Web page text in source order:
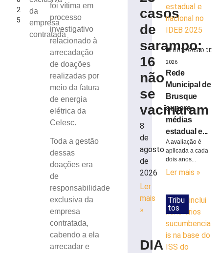
2
5
da
empresa
contratada
foi vítima em
processo
investigativo
relacionado à
arrecadação
de doações
realizadas por
meio da fatura
de energia
elétrica da
Celesc.
Toda a gestão
dessas
doações era
de
responsabilidade
exclusiva da
empresa
contratada,
cabendo a ela
arrecadar e
casos
de
sarampo;
16
não
se
vacinaram
8
de
agosto
de
2026
Ler
mais
»
DIA
8 DE AGOSTO DE
2026
Rede
Municipal de
Brusque
supera
médias
estadual e...
A avaliação é
aplicada a cada
dois anos...
Ler mais »
Tribu
tos